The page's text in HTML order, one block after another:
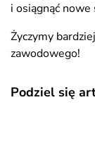
i osiągnąć nowe
Życzymy
zawodowego!
Podziel się